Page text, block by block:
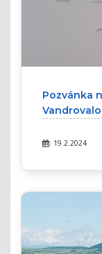
Pozvánka
Vandrovalo
: 19.2.2024